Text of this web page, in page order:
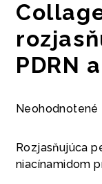
PDRN
Priemerné
produktu
je
Neohodnotené
Rozjasňujúca
niacínamidom